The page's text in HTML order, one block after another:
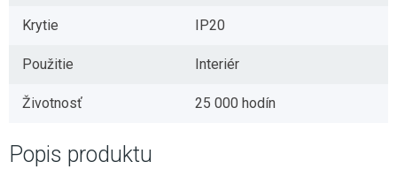
Krytie IP20
Použitie Interiér
Životnosť 25 000 hodín
Popis produktu